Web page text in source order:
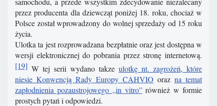
przez producenta dla dziewcząt poniżej 18. roku, chociaż w
Polsce został wprowadzony do wolnej sprzedaży od 15 roku
życia.
Ulotka ta jest rozprowadzana bezpłatnie oraz jest dostępna w
wersji elektronicznej do pobrania przez stronę internetową.
[19] W tej serii wydano takze ulotkę nt. zagrożeń, które
niesie Konwencją Rady Europy CAHVIO oraz na temat
zapłodnienia pozaustrojowego „in vitro”również w formie
prostych pytań i odpowiedzi.